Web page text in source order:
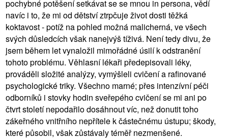
pochybné potěšení setkávat se se mnou in persona, vědí
navíc i to, že mi od dětství ztrpčuje život dosti těžká
koktavost - potíž na pohled možná malicherná, ve všech
svých důsledcích však nanejvýš tíživá. Není tedy divu, že
jsem během let vynaložil mimořádné úsilí k odstranění
tohoto problému. Věhlasní lékaři předepisovali léky,
prováděli složité analýzy, vymýšleli cvičení a rafinované
psychologické triky. Všechno marné; přes intenzívní péči
odborníků i stovky hodin sveřepého cvičení se mi ani po
čtvrt století nepodařilo dosáhnout víc, než donutit toho
zákeřného vnitřního nepřítele k částečnému ústupu; škody,
které působil, však zůstávaly téměř nezmenšené.